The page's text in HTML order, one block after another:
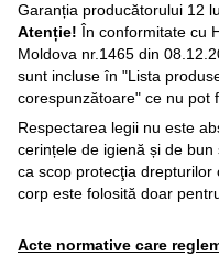
Garanția producătorului 12
Atenție! În conformitate cu
Moldova nr.1465 din
sunt incluse în "Lista
corespunzătoare" ce nu pot
Respectarea legii nu este
cerințele de igienă și de
ca scop protecţia drepturilor
corp este folosită doar
Acte normative care